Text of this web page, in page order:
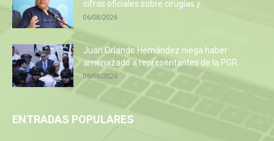
cifras oficiales sobre cirugías y...
06/08/2026
Juan Orlando Hernández niega haber
amenazado a representantes de la PGR...
06/08/2026
ENTRADAS POPULARES